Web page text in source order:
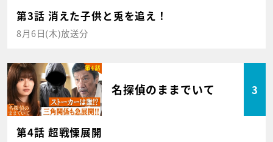
第3話 消えた子供と兎を追え！
8月6日(木)放送分
名探偵のままでいて 3
第4話 超戦慄展開